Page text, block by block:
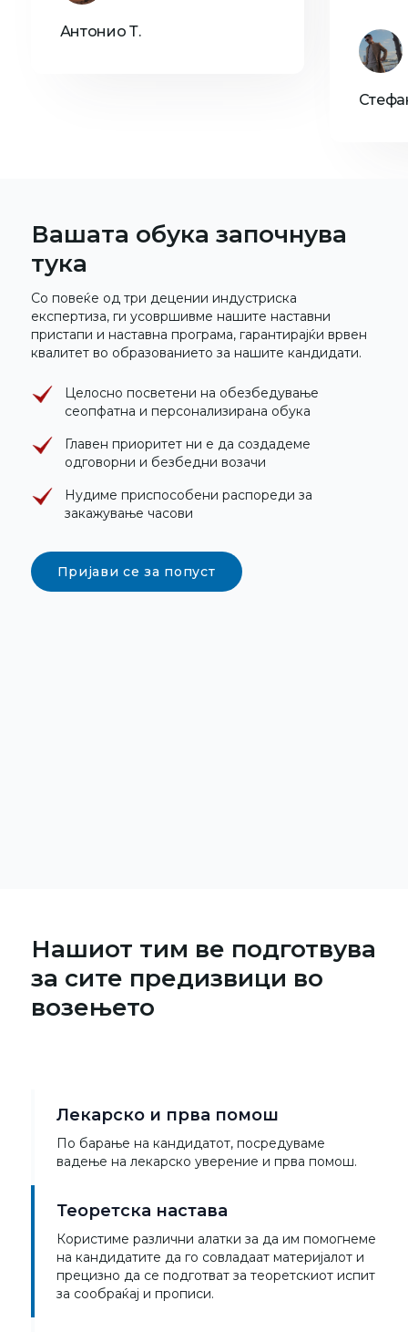
Антонио Т.
Вашата обука започнува
тука
Со повеќе од три децении индустриска
експертиза, ги усовршивме нашите наставни
пристапи и наставна програма, гарантирајќи врвен
квалитет во образованието за нашите кандидати.
Целосно посветени на обезбедување
сеопфатна и персонализирана обука
Главен приоритет ни е да создадеме
одговорни и безбедни возачи
Нудиме приспособени распореди за
закажување часови
Пријави се за попуст
Нашиот тим ве подготвува
за сите предизвици во
возењето
Лекарско и прва помош
По барање на кандидатот, посредуваме
вадење на лекарско уверение и прва помош.
Теоретска настава
Користиме различни алатки за да им помогнеме
на кандидатите да го совладаат материјалот и
прецизно да се подготват за теоретскиот испит
за сообраќај и прописи.